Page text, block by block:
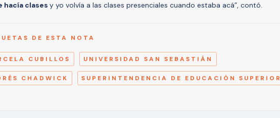
hacía clases y yo volvía a las clases presenciales cuando estaba acá”, contó.
DE ESTA NOTA
CUBILLOS UNIVERSIDAD SAN SEBASTIÁN
CHADWICK SUPERINTENDENCIA DE EDUCACIÓN SUPERIOR